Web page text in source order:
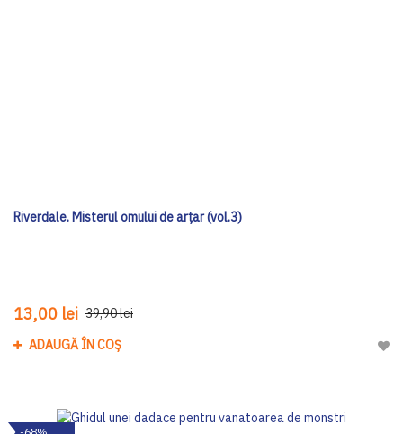
Riverdale. Misterul omului de arțar (vol.3)
13,00 lei 39,90 lei
ADAUGĂ ÎN COȘ